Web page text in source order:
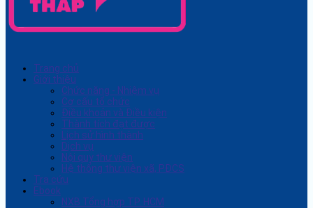
Trang chủ
Giới thiệu
Chức năng - Nhiệm vụ
Cơ cấu tổ chức
Điều khoản và Điều kiện
Thành tích đạt được
Lịch sử hình thành
Dịch vụ
Nội quy thư viện
Hệ thống thư viện xã, PĐCS
Tra cứu
Ebook
NXB Tổng hợp TP. HCM